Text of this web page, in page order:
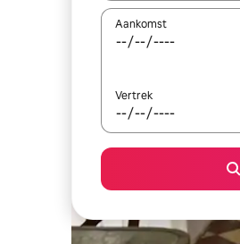
Aankomst
Vertrek